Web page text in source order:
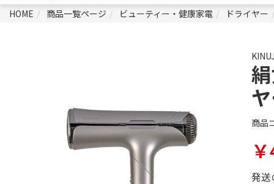
HOME
商品一覧ページ ビューティー・健康家電 ドライヤー
商品
発送